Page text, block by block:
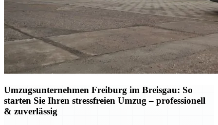
Umzugsunternehmen Freiburg im Breisgau: So
starten Sie Ihren stressfreien Umzug – professionell
& zuverlässig